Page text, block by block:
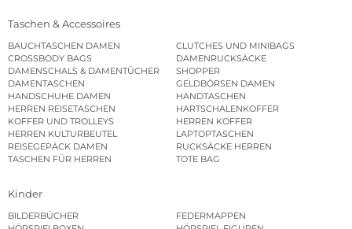
Taschen & Accessoires
BAUCHTASCHEN DAMEN
CLUTCHES UND MINIBAGS
CROSSBODY BAGS
DAMENRUCKSÄCKE
DAMENSCHALS & DAMENTÜCHER
SHOPPER
DAMENTASCHEN
GELDBÖRSEN DAMEN
HANDSCHUHE DAMEN
HANDTASCHEN
HERREN REISETASCHEN
HARTSCHALENKOFFER
KOFFER UND TROLLEYS
HERREN KOFFER
HERREN KULTURBEUTEL
LAPTOPTASCHEN
REISEGEPÄCK DAMEN
RUCKSÄCKE HERREN
TASCHEN FÜR HERREN
TOTE BAG
Kinder
BILDERBÜCHER
FEDERMAPPEN